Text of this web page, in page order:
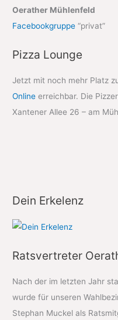
Oerather Mühlenfeld
Facebookgruppe “privat”
Pizza Lounge
Jetzt mit noch mehr Platz
Online erreichbar. Die
Xantener Allee 26 – am
Dein Erkelenz
Ratsvertreter
Nach der im letzten Jahr
wurde für unseren
Stephan Muckel als